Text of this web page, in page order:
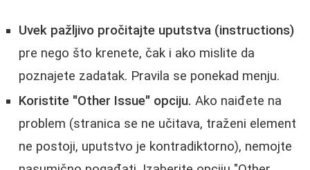
Uvek pažljivo pročitajte uputstva (instructions)
pre nego što krenete, čak i ako mislite da
poznajete zadatak. Pravila se ponekad menju.
Koristite "Other Issue" opciju. Ako naiđete na
problem (stranica se ne učitava, traženi element
ne postoji, uputstvo je kontradiktorno), nemojte